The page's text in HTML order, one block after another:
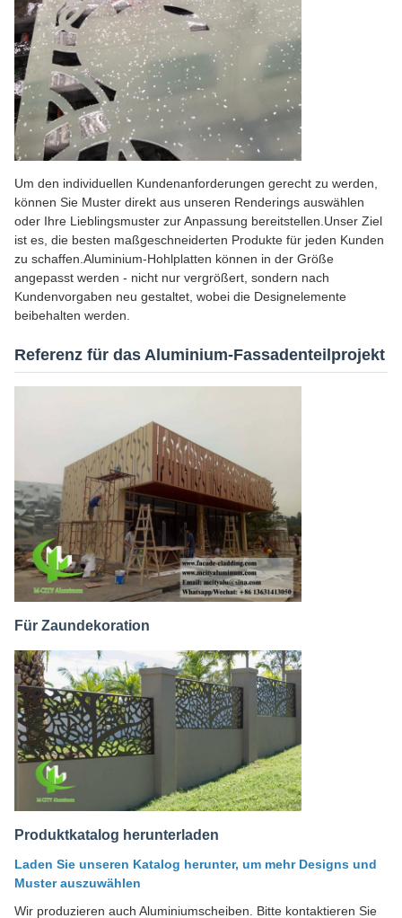
Um den individuellen Kundenanforderungen gerecht zu werden,
können Sie Muster direkt aus unseren Renderings auswählen
oder Ihre Lieblingsmuster zur Anpassung bereitstellen.Unser Ziel
ist es, die besten maßgeschneiderten Produkte für jeden Kunden
zu schaffen.Aluminium-Hohlplatten können in der Größe
angepasst werden - nicht nur vergrößert, sondern nach
Kundenvorgaben neu gestaltet, wobei die Designelemente
beibehalten werden.
Referenz für das Aluminium-Fassadenteilprojekt
Für Zaundekoration
Produktkatalog herunterladen
Laden Sie unseren Katalog herunter, um mehr Designs und
Muster auszuwählen
Wir produzieren auch Aluminiumscheiben. Bitte kontaktieren Sie